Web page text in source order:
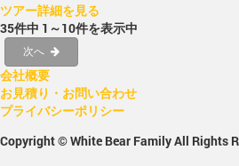
ツアー詳細を見る
35件中 1～10件を表示中
次へ
会社概要
お見積り・お問い合わせ
プライバシーポリシー
Copyright © White Bear Family All Rights